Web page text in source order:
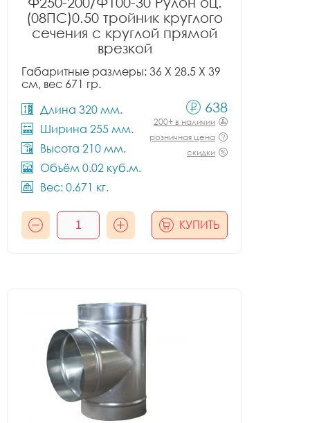
(08ПС)0.50 тройник круглого
сечения с круглой прямой
врезкой
Габаритные размеры: 36 X 28.5 X 39
см, вес 671 гр.
Длина 320 мм.
Ширина 255 мм.
Высота 210 мм.
Объём 0.02 куб.м.
Вес: 0.671 кг.
638
200+ в наличии
розничная цена
скидки
КУПИТЬ